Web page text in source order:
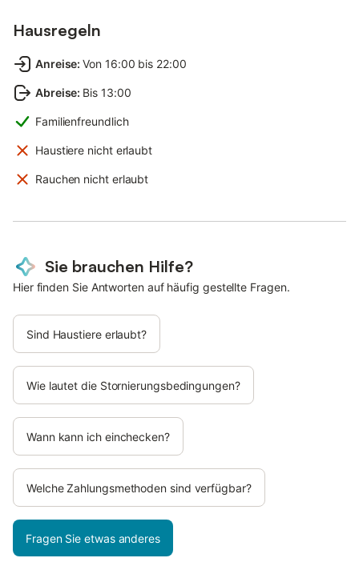
Hausregeln
Anreise: Von 16:00 bis 22:00
Abreise: Bis 13:00
Familienfreundlich
Haustiere nicht erlaubt
Rauchen nicht erlaubt
Sie brauchen Hilfe?
Hier finden Sie Antworten auf häufig gestellte Fragen.
Sind Haustiere erlaubt?
Wie lautet die Stornierungsbedingungen?
Wann kann ich einchecken?
Welche Zahlungsmethoden sind verfügbar?
Fragen Sie etwas anderes